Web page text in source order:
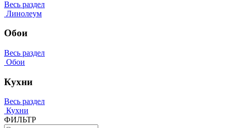
Весь раздел
Линолеум
Обои
Весь раздел
Обои
Кухни
Весь раздел
Кухни
ФИЛЬТР